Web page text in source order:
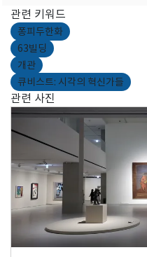
관련 키워드
퐁피두한화
63빌딩
개관
큐비스트: 시각의 혁신가들
관련 사진